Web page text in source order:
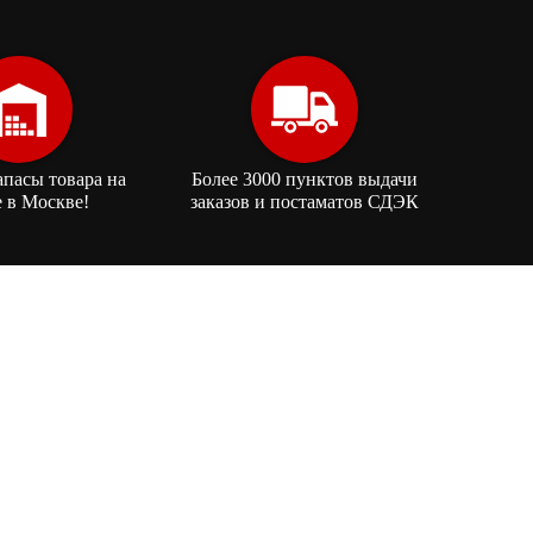
товара на
в Москве!
Более 3000 пунктов выдачи
заказов и постаматов СДЭК